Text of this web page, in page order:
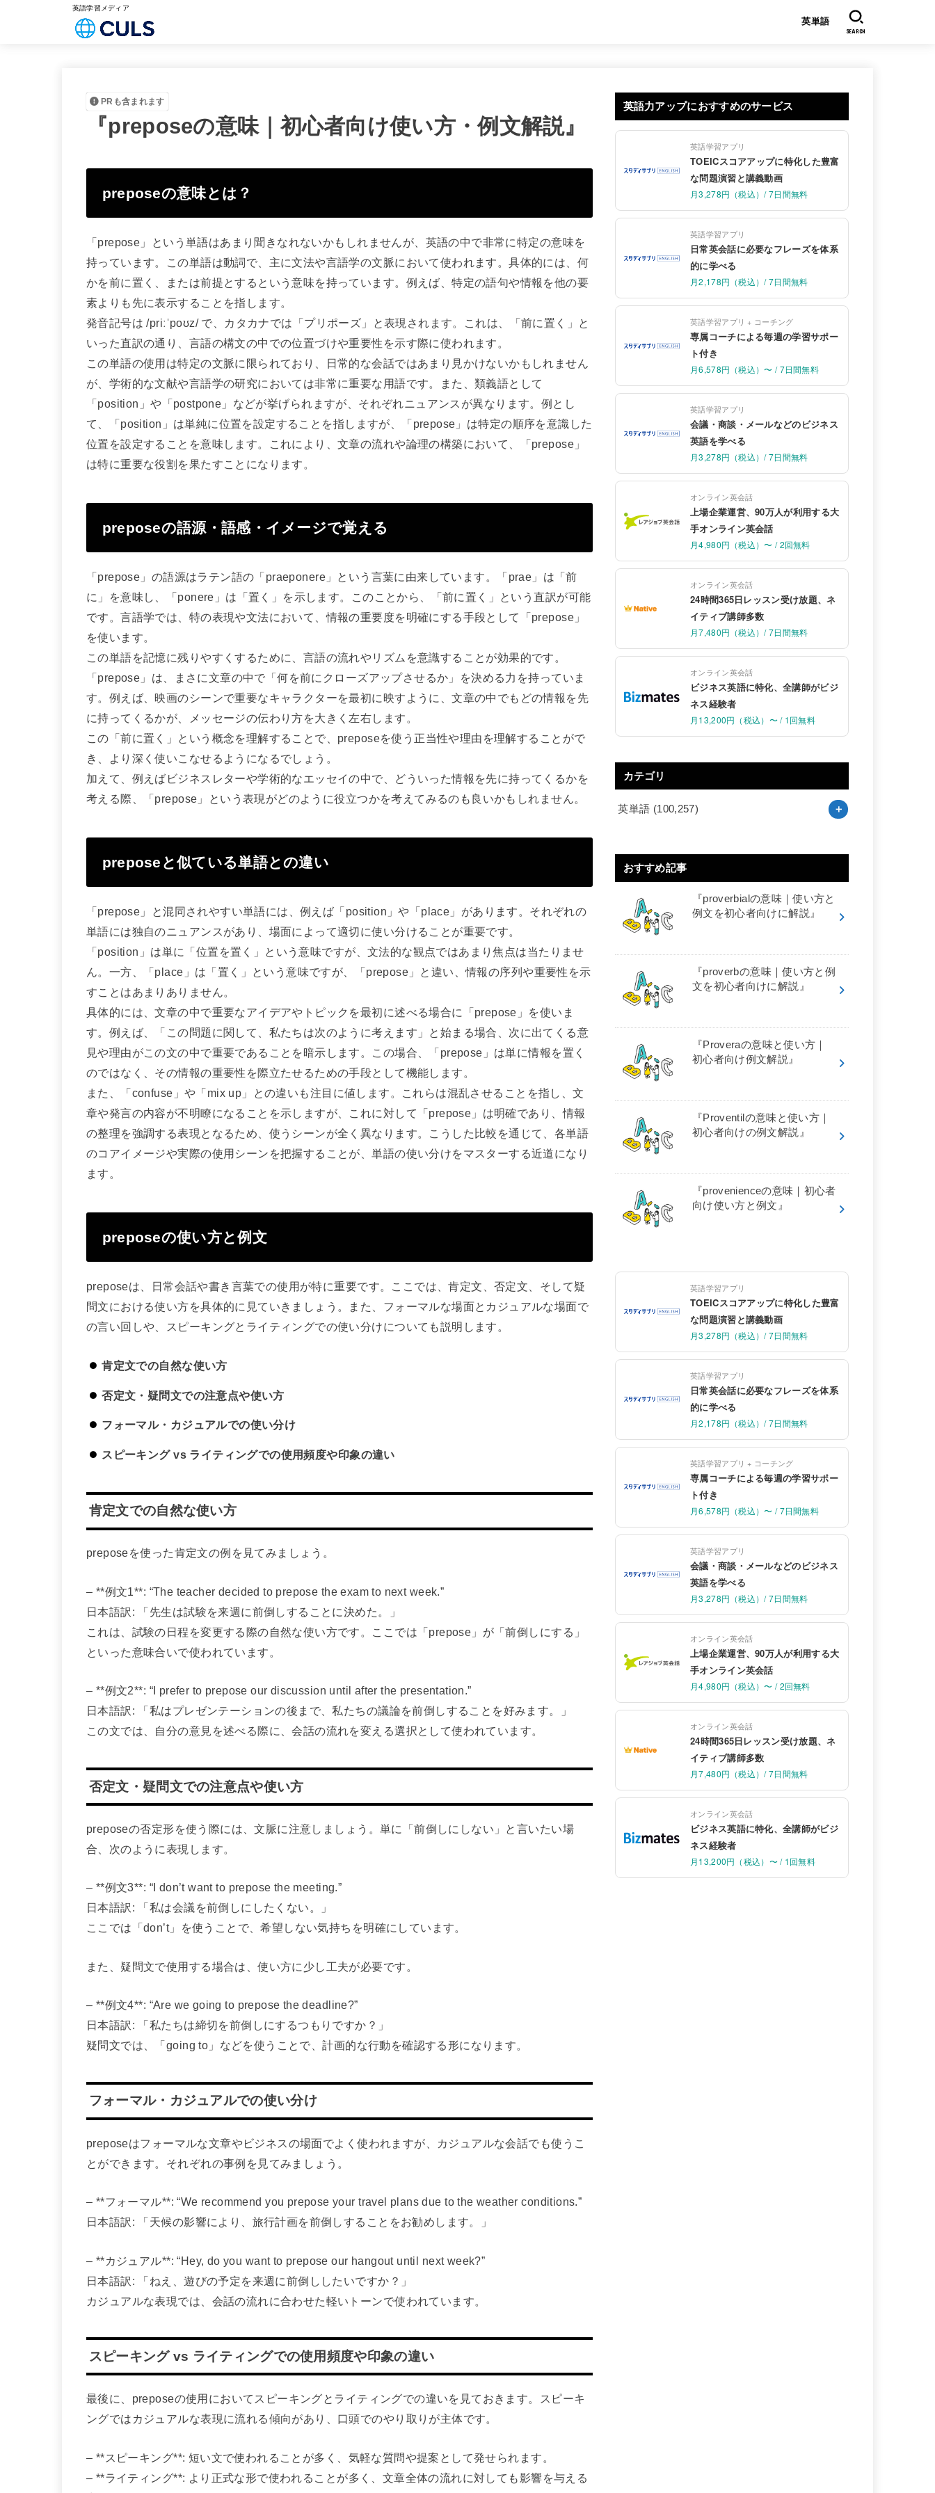
英語学習メディア
英単語
SEARCH
PRも含まれます
『preposeの意味｜初心者向け使い方・例文解説』
preposeの意味とは？
「prepose」という単語はあまり聞きなれないかもしれませんが、英語の中で非常に特定の意味を
持っています。この単語は動詞で、主に文法や言語学の文脈において使われます。具体的には、何
かを前に置く、または前提とするという意味を持っています。例えば、特定の語句や情報を他の要
素よりも先に表示することを指します。
発音記号は /priːˈpoʊz/ で、カタカナでは「プリポーズ」と表現されます。これは、「前に置く」と
いった直訳の通り、言語の構文の中での位置づけや重要性を示す際に使われます。
この単語の使用は特定の文脈に限られており、日常的な会話ではあまり見かけないかもしれません
が、学術的な文献や言語学の研究においては非常に重要な用語です。また、類義語として
「position」や「postpone」などが挙げられますが、それぞれニュアンスが異なります。例とし
て、「position」は単純に位置を設定することを指しますが、「prepose」は特定の順序を意識した
位置を設定することを意味します。これにより、文章の流れや論理の構築において、「prepose」
は特に重要な役割を果たすことになります。
preposeの語源・語感・イメージで覚える
「prepose」の語源はラテン語の「praeponere」という言葉に由来しています。「prae」は「前
に」を意味し、「ponere」は「置く」を示します。このことから、「前に置く」という直訳が可能
です。言語学では、特の表現や文法において、情報の重要度を明確にする手段として「prepose」
を使います。
この単語を記憶に残りやすくするために、言語の流れやリズムを意識することが効果的です。
「prepose」は、まさに文章の中で「何を前にクローズアップさせるか」を決める力を持っていま
す。例えば、映画のシーンで重要なキャラクターを最初に映すように、文章の中でもどの情報を先
に持ってくるかが、メッセージの伝わり方を大きく左右します。
この「前に置く」という概念を理解することで、preposeを使う正当性や理由を理解することがで
き、より深く使いこなせるようになるでしょう。
加えて、例えばビジネスレターや学術的なエッセイの中で、どういった情報を先に持ってくるかを
考える際、「prepose」という表現がどのように役立つかを考えてみるのも良いかもしれません。
preposeと似ている単語との違い
「prepose」と混同されやすい単語には、例えば「position」や「place」があります。それぞれの
単語には独自のニュアンスがあり、場面によって適切に使い分けることが重要です。
「position」は単に「位置を置く」という意味ですが、文法的な観点ではあまり焦点は当たりませ
ん。一方、「place」は「置く」という意味ですが、「prepose」と違い、情報の序列や重要性を示
すことはあまりありません。
具体的には、文章の中で重要なアイデアやトピックを最初に述べる場合に「prepose」を使いま
す。例えば、「この問題に関して、私たちは次のように考えます」と始まる場合、次に出てくる意
見や理由がこの文の中で重要であることを暗示します。この場合、「prepose」は単に情報を置く
のではなく、その情報の重要性を際立たせるための手段として機能します。
また、「confuse」や「mix up」との違いも注目に値します。これらは混乱させることを指し、文
章や発言の内容が不明瞭になることを示しますが、これに対して「prepose」は明確であり、情報
の整理を強調する表現となるため、使うシーンが全く異なります。こうした比較を通じて、各単語
のコアイメージや実際の使用シーンを把握することが、単語の使い分けをマスターする近道になり
ます。
preposeの使い方と例文
preposeは、日常会話や書き言葉での使用が特に重要です。ここでは、肯定文、否定文、そして疑
問文における使い方を具体的に見ていきましょう。また、フォーマルな場面とカジュアルな場面で
の言い回しや、スピーキングとライティングでの使い分けについても説明します。
肯定文での自然な使い方
否定文・疑問文での注意点や使い方
フォーマル・カジュアルでの使い分け
スピーキング vs ライティングでの使用頻度や印象の違い
肯定文での自然な使い方
preposeを使った肯定文の例を見てみましょう。
– **例文1**: “The teacher decided to prepose the exam to next week.”
日本語訳: 「先生は試験を来週に前倒しすることに決めた。」
これは、試験の日程を変更する際の自然な使い方です。ここでは「prepose」が「前倒しにする」
といった意味合いで使われています。
– **例文2**: “I prefer to prepose our discussion until after the presentation.”
日本語訳: 「私はプレゼンテーションの後まで、私たちの議論を前倒しすることを好みます。」
この文では、自分の意見を述べる際に、会話の流れを変える選択として使われています。
否定文・疑問文での注意点や使い方
preposeの否定形を使う際には、文脈に注意しましょう。単に「前倒しにしない」と言いたい場
合、次のように表現します。
– **例文3**: “I don’t want to prepose the meeting.”
日本語訳: 「私は会議を前倒しにしたくない。」
ここでは「don’t」を使うことで、希望しない気持ちを明確にしています。
また、疑問文で使用する場合は、使い方に少し工夫が必要です。
– **例文4**: “Are we going to prepose the deadline?”
日本語訳: 「私たちは締切を前倒しにするつもりですか？」
疑問文では、「going to」などを使うことで、計画的な行動を確認する形になります。
フォーマル・カジュアルでの使い分け
preposeはフォーマルな文章やビジネスの場面でよく使われますが、カジュアルな会話でも使うこ
とができます。それぞれの事例を見てみましょう。
– **フォーマル**: “We recommend you prepose your travel plans due to the weather conditions.”
日本語訳: 「天候の影響により、旅行計画を前倒しすることをお勧めします。」
– **カジュアル**: “Hey, do you want to prepose our hangout until next week?”
日本語訳: 「ねえ、遊びの予定を来週に前倒ししたいですか？」
カジュアルな表現では、会話の流れに合わせた軽いトーンで使われています。
スピーキング vs ライティングでの使用頻度や印象の違い
最後に、preposeの使用においてスピーキングとライティングでの違いを見ておきます。スピーキ
ングではカジュアルな表現に流れる傾向があり、口頭でのやり取りが主体です。
– **スピーキング**: 短い文で使われることが多く、気軽な質問や提案として発せられます。
– **ライティング**: より正式な形で使われることが多く、文章全体の流れに対しても影響を与える
英語力アップにおすすめのサービス
英語学習アプリ
TOEICスコアアップに特化した豊富
な問題演習と講義動画
月3,278円（税込）/ 7日間無料
英語学習アプリ
日常英会話に必要なフレーズを体系
的に学べる
月2,178円（税込）/ 7日間無料
英語学習アプリ + コーチング
専属コーチによる毎週の学習サポー
ト付き
月6,578円（税込）〜 / 7日間無料
英語学習アプリ
会議・商談・メールなどのビジネス
英語を学べる
月3,278円（税込）/ 7日間無料
オンライン英会話
上場企業運営、90万人が利用する大
手オンライン英会話
月4,980円（税込）〜 / 2回無料
オンライン英会話
24時間365日レッスン受け放題、ネ
イティブ講師多数
月7,480円（税込）/ 7日間無料
オンライン英会話
ビジネス英語に特化、全講師がビジ
ネス経験者
月13,200円（税込）〜 / 1回無料
カテゴリ
英単語 (100,257)
おすすめ記事
『proverbialの意味｜使い方と
例文を初心者向けに解説』
『proverbの意味｜使い方と例
文を初心者向けに解説』
『Proveraの意味と使い方｜
初心者向け例文解説』
『Proventilの意味と使い方｜
初心者向けの例文解説』
『provenienceの意味｜初心者
向け使い方と例文』
英語学習アプリ
TOEICスコアアップに特化した豊富
な問題演習と講義動画
月3,278円（税込）/ 7日間無料
英語学習アプリ
日常英会話に必要なフレーズを体系
的に学べる
月2,178円（税込）/ 7日間無料
英語学習アプリ + コーチング
専属コーチによる毎週の学習サポー
ト付き
月6,578円（税込）〜 / 7日間無料
英語学習アプリ
会議・商談・メールなどのビジネス
英語を学べる
月3,278円（税込）/ 7日間無料
オンライン英会話
上場企業運営、90万人が利用する大
手オンライン英会話
月4,980円（税込）〜 / 2回無料
オンライン英会話
24時間365日レッスン受け放題、ネ
イティブ講師多数
月7,480円（税込）/ 7日間無料
オンライン英会話
ビジネス英語に特化、全講師がビジ
ネス経験者
月13,200円（税込）〜 / 1回無料